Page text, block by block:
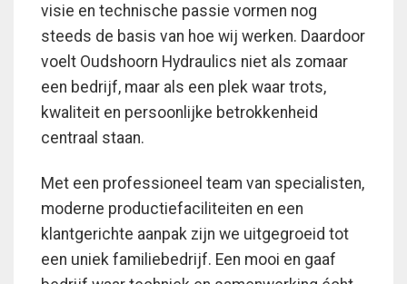
visie en technische passie vormen nog
steeds de basis van hoe wij werken. Daardoor
voelt Oudshoorn Hydraulics niet als zomaar
een bedrijf, maar als een plek waar trots,
kwaliteit en persoonlijke betrokkenheid
centraal staan.
Met een professioneel team van specialisten,
moderne productiefaciliteiten en een
klantgerichte aanpak zijn we uitgegroeid tot
een uniek familiebedrijf. Een mooi en gaaf